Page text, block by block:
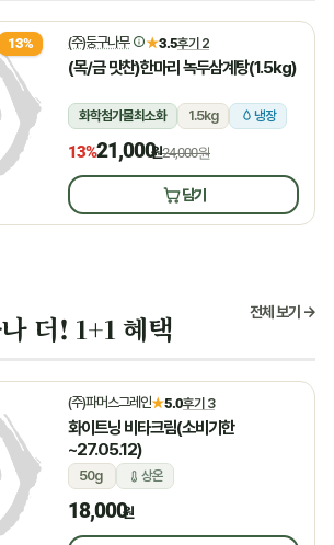
13% (주)둥구나무 ★3.5후기 2
(목/금 맛찬)한마리 녹두삼계탕(1.5kg)
화학첨가물최소화 1.5kg 냉장
13%21,000원24,000원
담기
더! 1+1 혜택 전체 보기 →
(주)파머스그레인★5.0후기 3
화이트닝 비타크림(소비기한
~27.05.12)
50g 상온
18,000원